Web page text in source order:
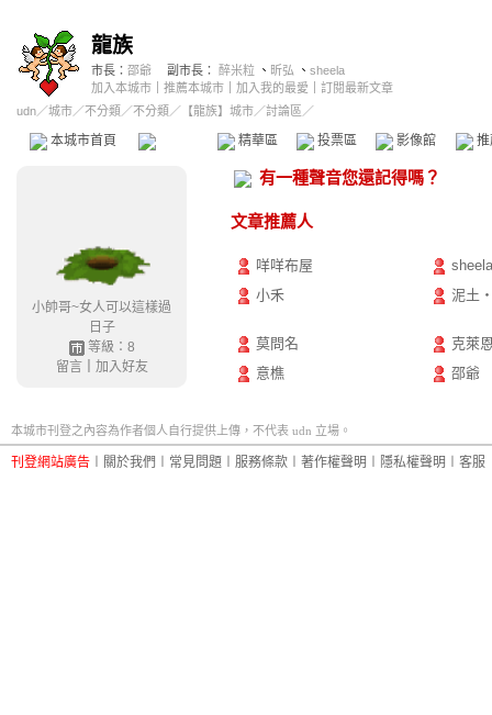
龍族
市長： 邵爺 副市長： 醉米粒 、 昕弘 、 sheela
加入本城市
推薦本城市 加入我的最愛
訂閱最新文章
udn／城市／不分類 ／不分類 ／ 【龍族】城市／討論區／
本城市首頁 精華區 投票區 影像館
小帥哥~女人可以這樣過
日子
等級：8
留言｜ 加入好友
有一種聲音您還記得嗎？
文章推薦人
咩咩布屋
sheela
小禾
泥土
莫問名
克萊
意樵
邵爺
本城市刊登之內容為作者個人自行提供上傳，不代表 udn 立場。
刊登網站廣告 關於我們 常見問題 服務條款 著作權聲明 隱私權聲明 客服